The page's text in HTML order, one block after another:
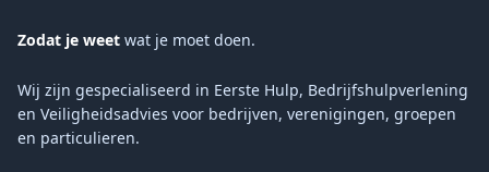
Zodat je weet wat je moet doen.
Wij zijn gespecialiseerd in Eerste Hulp, Bedrijfshulpverlening
en Veiligheidsadvies voor bedrijven, verenigingen, groepen
en particulieren.